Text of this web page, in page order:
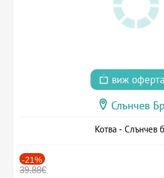
виж
Слънчев
Котва - Слънчев
-21%
39.88€